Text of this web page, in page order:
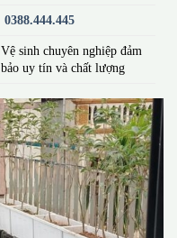
0388.444.445
Vệ sinh chuyên nghiệp đảm
bảo uy tín và chất lượng